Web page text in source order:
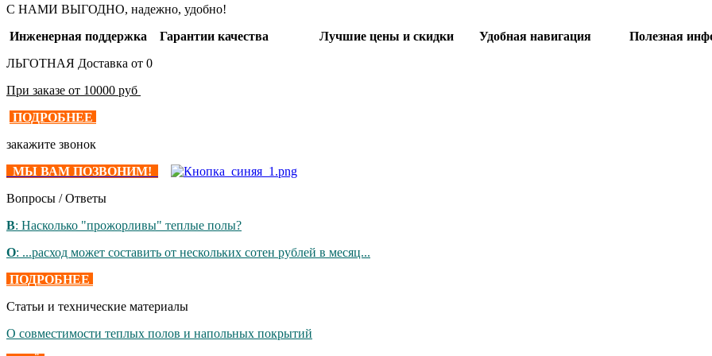
С НАМИ ВЫГОДНО, надежно, удобно!
Инженерная поддержка Гарантии качества Лучшие цены и скидки Удобная навигация Полезная
ЛЬГОТНАЯ Доставка от 0
При заказе от 10000 руб
ПОДРОБНЕЕ
закажите звонок
МЫ ВАМ ПОЗВОНИМ!
Вопросы / Ответы
В: Насколько "прожорливы" теплые полы?
О: ...расход может составить от нескольких сотен рублей в месяц...
ПОДРОБНЕЕ
Статьи и технические материалы
О совместимости теплых полов и напольных покрытий